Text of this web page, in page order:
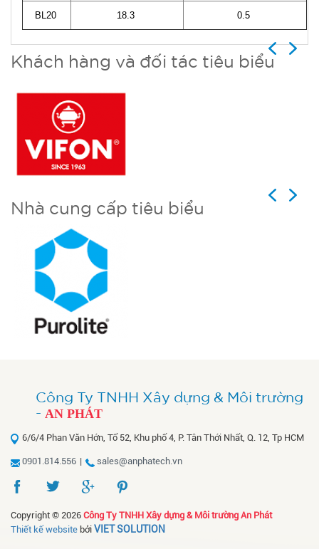
BL20 18.3 0.5
Khách hàng và đối tác tiêu biểu
Previous
Next
Nhà cung cấp tiêu biểu
Previous
Next
Công Ty TNHH Xây dựng & Môi trường
- AN PHÁT
6/6/4 Phan Văn Hớn, Tổ 52, Khu phố 4, P. Tân Thới Nhất, Q. 12, Tp HCM
0901.814.556 | sales@anphatech.vn
Copyright © 2026 Công Ty TNHH Xây dựng & Môi trường An Phát
Thiết kế website bởi VIET SOLUTION